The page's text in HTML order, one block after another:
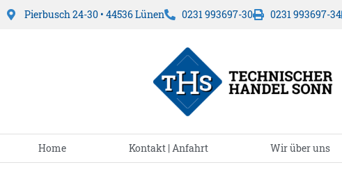
Pierbusch 24-30 • 44536 Lünen 0231 993697-30 0231 993697-34
Home Kontakt | Anfahrt Wir über uns